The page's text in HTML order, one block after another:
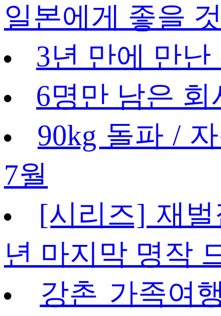
일본에게 좋을
3년 만에 만난
6명만 남은 회
90kg 돌파 /
7월
[시리즈] 재
년 마지막 명작
강촌 가족여